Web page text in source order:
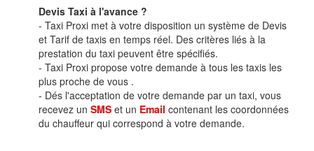
Devis Taxi à l'avance ?
- Taxi Proxi met à votre disposition un système de Devis
et Tarif de taxis en temps réel. Des critères liés à la
prestation du taxi peuvent être spécifiés.
- Taxi Proxi propose votre demande à tous les taxis les
plus proche de vous .
- Dés l'acceptation de votre demande par un taxi, vous
recevez un SMS et un Email contenant les coordonnées
du chauffeur qui correspond à votre demande.